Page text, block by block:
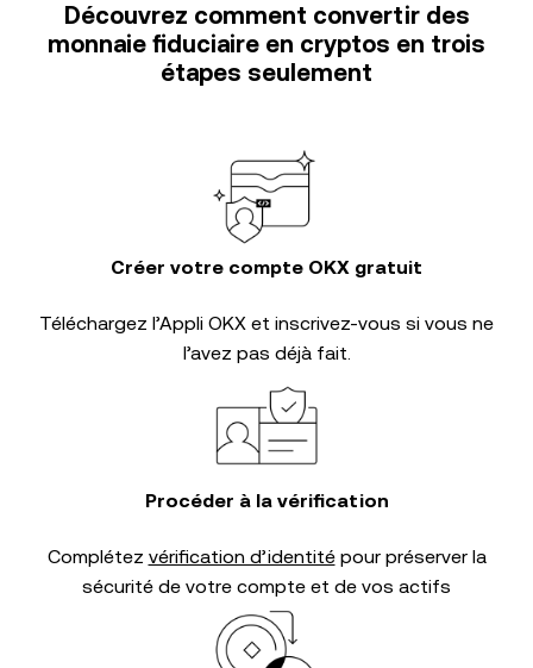
Découvrez comment convertir des
monnaie fiduciaire en cryptos en trois
étapes seulement
Créer votre compte OKX gratuit
Téléchargez l’Appli OKX et inscrivez-vous si vous ne
l’avez pas déjà fait.
Procéder à la vérification
Complétez vérification d’identitépour préserver la
sécurité de votre compte et de vos actifs